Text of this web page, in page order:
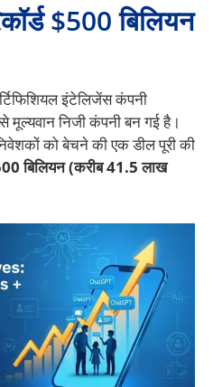
$500 बिलियन
इंटेलिजेंस कंपनी
निजी कंपनी बन गई है।
को बेचने की एक डील पूरी की
बिलियन (करीब 41.5 लाख